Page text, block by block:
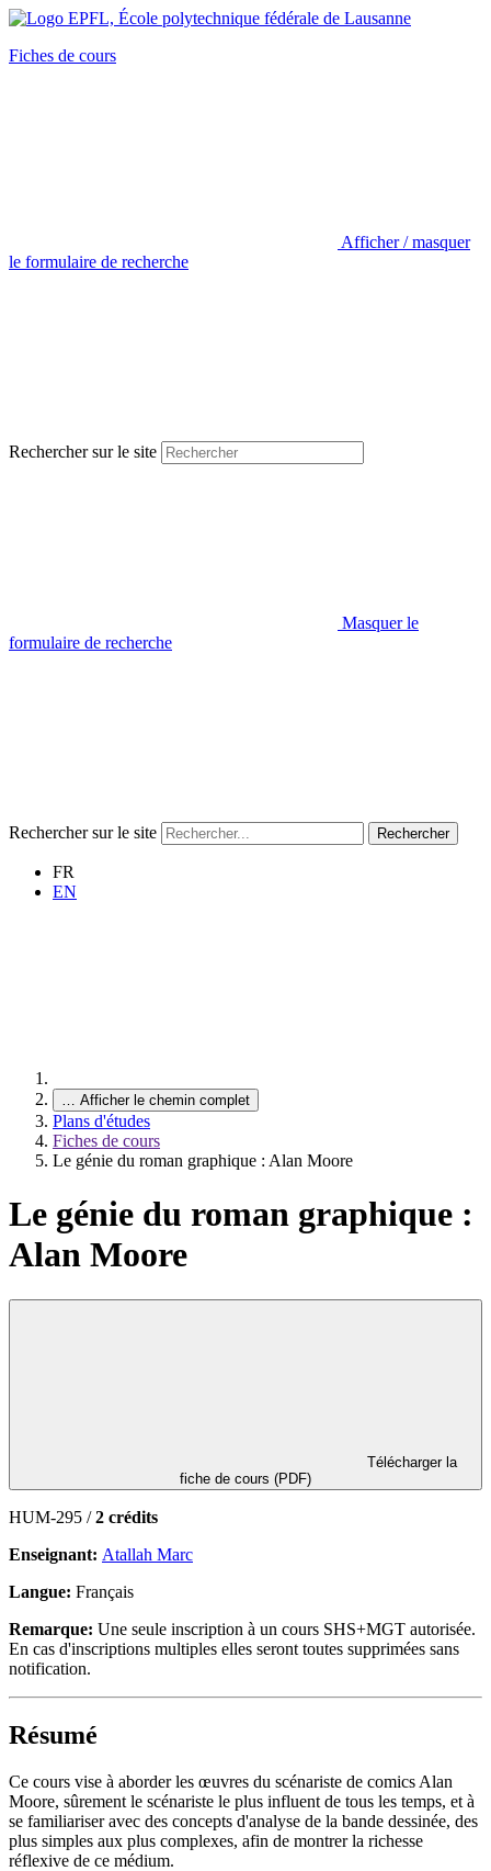
Fiches de cours
Afficher / masquer
le formulaire de recherche
Rechercher sur le site
Masquer le
formulaire de recherche
Rechercher sur le site Rechercher
FR
EN
… Afficher le chemin complet
Plans d'études
Fiches de cours
Le génie du roman graphique : Alan Moore
Le génie du roman graphique :
Alan Moore
fiche de cours (PDF)
HUM-295 /2 crédits
Enseignant: Atallah Marc
Langue: Français
Remarque: Une seule inscription à un cours SHS+MGT autorisée.
En cas d'inscriptions multiples elles seront toutes supprimées sans
notification.
Résumé
Ce cours vise à aborder les œuvres du scénariste de comics Alan
Moore, sûrement le scénariste le plus influent de tous les temps, et à
se familiariser avec des concepts d'analyse de la bande dessinée, des
plus simples aux plus complexes, afin de montrer la richesse
réflexive de ce médium.